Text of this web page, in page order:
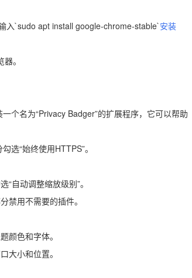
入`sudo apt install google-chrome-stable`安装
。
个名为“Privacy Badger”的扩展程序，它可以帮助
选“始终使用HTTPS”。
“自动调整缩放级别”。
禁用不需要的插件。
颜色和字体。
大小和位置。